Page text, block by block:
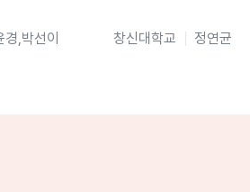
,박선이 창신대학교 정연균